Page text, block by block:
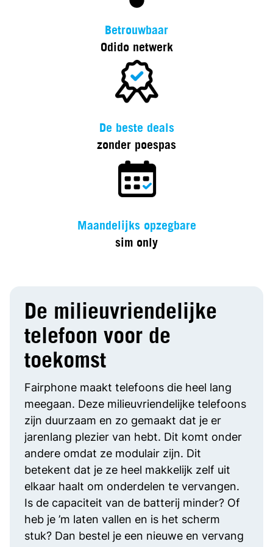
Betrouwbaar
Odido netwerk
De beste deals
zonder poespas
Maandelijks opzegbare
sim only
De milieuvriendelijke
telefoon voor de
toekomst
Fairphone maakt telefoons die heel lang
meegaan. Deze milieuvriendelijke telefoons
zijn duurzaam en zo gemaakt dat je er
jarenlang plezier van hebt. Dit komt onder
andere omdat ze modulair zijn. Dit
betekent dat je ze heel makkelijk zelf uit
elkaar haalt om onderdelen te vervangen.
Is de capaciteit van de batterij minder? Of
heb je ’m laten vallen en is het scherm
stuk? Dan bestel je een nieuwe en vervang